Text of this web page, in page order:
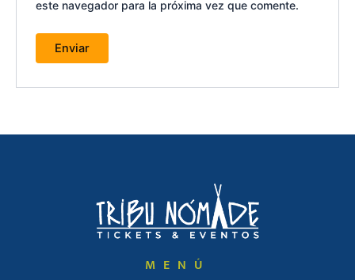
este navegador para la próxima vez que comente.
MENÚ